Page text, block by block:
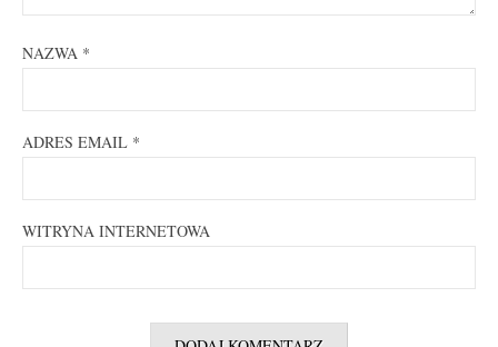
NAZWA *
ADRES EMAIL *
WITRYNA INTERNETOWA